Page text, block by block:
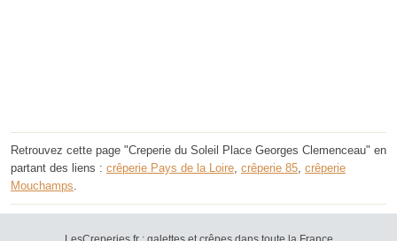
Retrouvez cette page "Creperie du Soleil Place Georges Clemenceau" en
partant des liens : crêperie Pays de la Loire, crêperie 85, crêperie
Mouchamps.